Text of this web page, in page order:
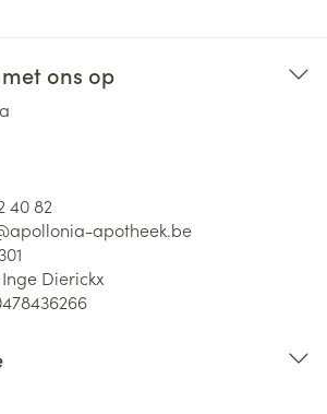
ons op
40 82
apollonia-apotheek.be
Inge Dierickx